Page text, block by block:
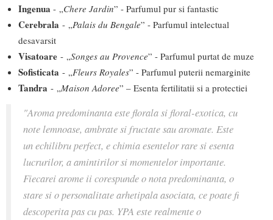
Ingenua - „Chere Jardin” - Parfumul pur si fantastic
Cerebrala - „Palais du Bengale” - Parfumul intelectual
desavarsit
Visatoare - „Songes au Provence” - Parfumul purtat de muze
Sofisticata - „Fleurs Royales” - Parfumul puterii nemarginite
Tandra - „Maison Adoree” – Esenta fertilitatii si a protectiei
"Aroma predominanta este florala si floral-exotica, cu
note lemnoase, ambrate si fructate sau aromate. Este
un echilibru perfect, e chimia esentelor rare si esenta
lucrurilor, a amintirilor si momentelor importante.
Fiecarei arome ii corespunde o nota predominanta, o
stare si o personalitate arhetipala asociata, ce poate fi
descoperita pas cu pas. YPA este realmente o